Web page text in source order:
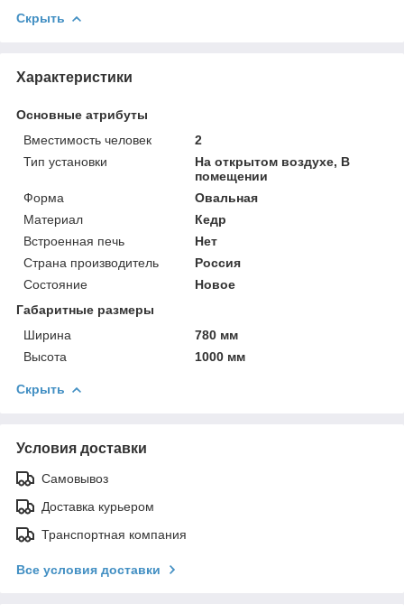
Скрыть
Характеристики
Основные атрибуты
Вместимость человек
2
Тип установки
На открытом воздухе, В
помещении
Форма
Овальная
Материал
Кедр
Встроенная печь
Нет
Страна производитель
Россия
Состояние
Новое
Габаритные размеры
Ширина
780 мм
Высота
1000 мм
Скрыть
Условия доставки
Самовывоз
Доставка курьером
Транспортная компания
Все условия доставки